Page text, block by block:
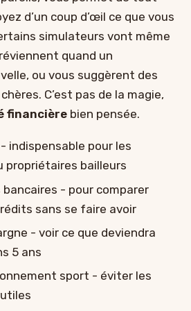
d’un coup d’œil ce que vous
simulateurs vont même
quand un
ou vous suggèrent des
C’est pas de la magie,
financière bien pensée.
indispensable pour les
propriétaires bailleurs
bancaires - pour comparer
sans se faire avoir
- voir ce que deviendra
5 ans
sport - éviter les